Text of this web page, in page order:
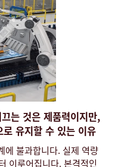
는 것은 제품력이지만,
유지할 수 있는 이유
에 불과합니다. 실제 역량
이루어집니다. 본격적인